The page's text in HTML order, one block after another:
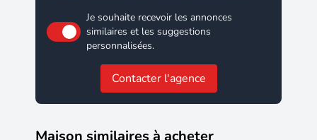
Je souhaite recevoir les annonces
similaires et les suggestions
personnalisées.
Contacter l'agence